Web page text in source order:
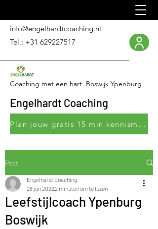
info@engelhardtcoaching.nl
Coaching met een hart. Boswijk Ypenburg
Plan jouw gratis 15 min kennismakingsgesprek
Tel.: +31 629227517
Engelhardt Coaching
Post
Leefstijlcoach Ypenburg
Boswijk
Engelhardt Coaching
28 jun 20222 minuten om te lezen